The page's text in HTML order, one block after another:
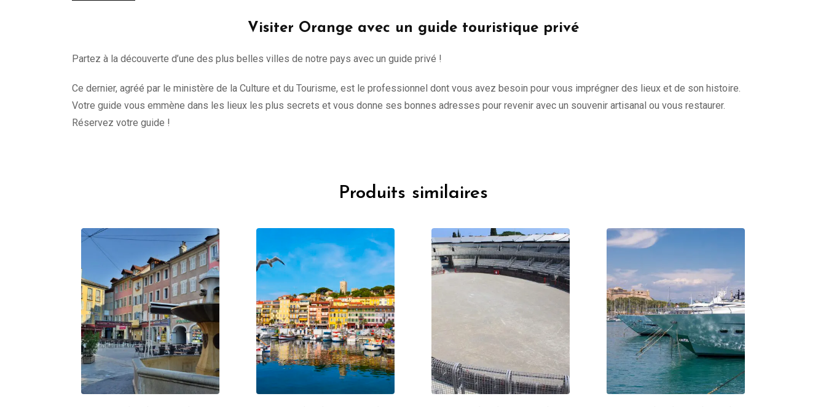
Visiter Orange avec un guide touristique privé
Partez à la découverte d’une des plus belles villes de notre pays avec un guide privé !
Ce dernier, agréé par le ministère de la Culture et du Tourisme, est le professionnel dont vous avez besoin pour vous imprégner des lieux et de son histoire.
Votre guide vous emmène dans les lieux les plus secrets et vous donne ses bonnes adresses pour revenir avec un souvenir artisanal ou vous restaurer.
Réservez votre guide !
Produits similaires